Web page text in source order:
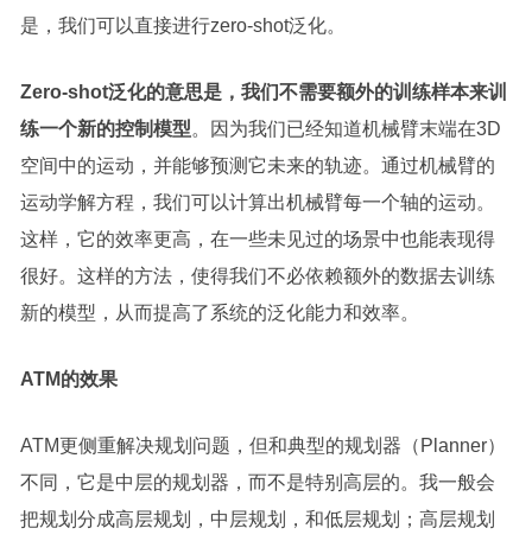
是，我们可以直接进行zero-shot泛化。
Zero-shot泛化的意思是，我们不需要额外的训练样本来训
练一个新的控制模型。因为我们已经知道机械臂末端在3D
空间中的运动，并能够预测它未来的轨迹。通过机械臂的
运动学解方程，我们可以计算出机械臂每一个轴的运动。
这样，它的效率更高，在一些未见过的场景中也能表现得
很好。这样的方法，使得我们不必依赖额外的数据去训练
新的模型，从而提高了系统的泛化能力和效率。
ATM的效果
ATM更侧重解决规划问题，但和典型的规划器（Planner）
不同，它是中层的规划器，而不是特别高层的。我一般会
把规划分成高层规划，中层规划，和低层规划；高层规划